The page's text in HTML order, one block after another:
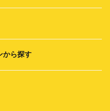
から探す